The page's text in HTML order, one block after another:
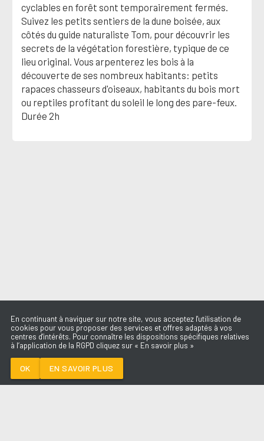
cyclables en forêt sont temporairement fermés.
Suivez les petits sentiers de la dune boisée, aux
côtés du guide naturaliste Tom, pour découvrir les
secrets de la végétation forestière, typique de ce
lieu original. Vous arpenterez les bois à la
découverte de ses nombreux habitants: petits
rapaces chasseurs d'oiseaux, habitants du bois mort
ou reptiles profitant du soleil le long des pare-feux.
Durée 2h
En continuant à naviguer sur notre site, vous acceptez l'utilisation de
cookies pour vous proposer des services et offres adaptés à vos
centres d'intérêts. Pour connaître les dispositions spécifiques relatives
à l’application de la RGPD cliquez sur « En savoir plus »
OK EN SAVOIR PLUS